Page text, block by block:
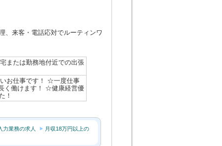
、来客・電話応対でルーティンワ
または勤務地付近での出張
お仕事です！ ☆一度仕事
く働けます！ ☆健康経営優
！
力業務の求人
月収18万円以上の